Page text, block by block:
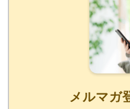
メルマガ